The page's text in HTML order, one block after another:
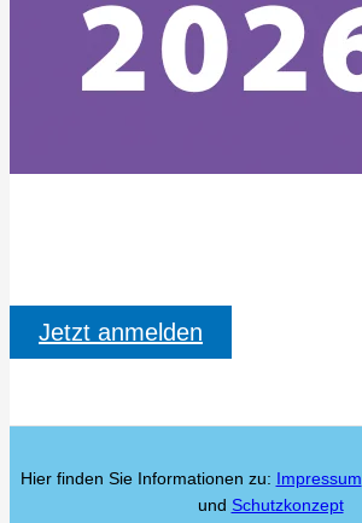
Jetzt anmelden
Hier finden Sie Informationen zu: Impressum
und Schutzkonzept